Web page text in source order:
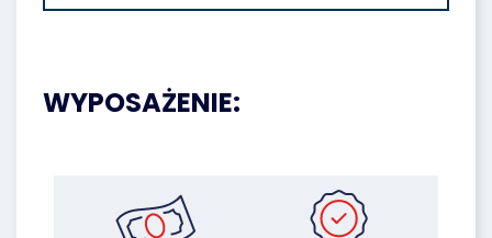
WYPOSAŻENIE: